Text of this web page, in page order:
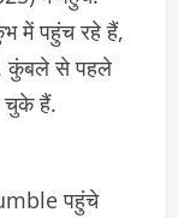
में पहुंच रहे हैं,
कुंबले से पहले
चुके हैं.